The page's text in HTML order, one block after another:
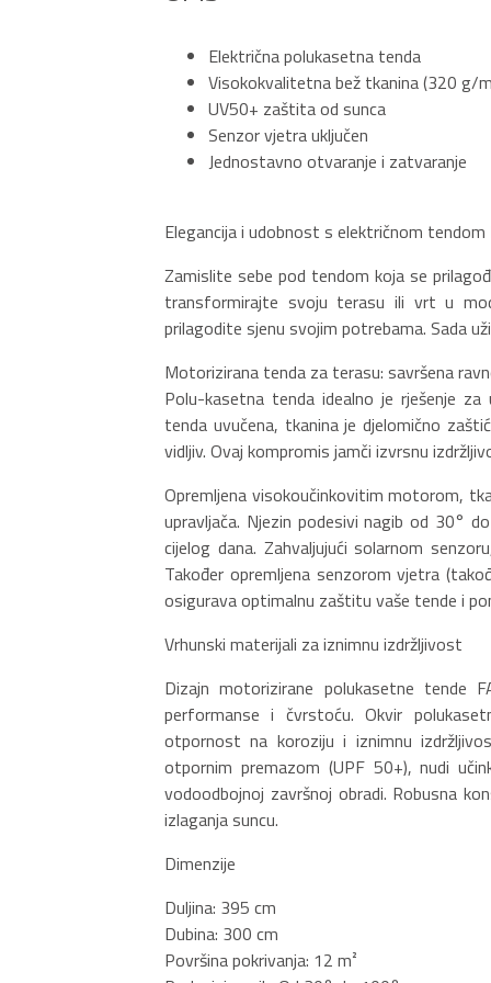
Električna polukasetna tenda
Visokokvalitetna bež tkanina (320 g/
UV50+ zaštita od sunca
Senzor vjetra uključen
Jednostavno otvaranje i zatvaranje
Elegancija i udobnost s električnom tendom
Zamislite sebe pod tendom koja se
transformirajte svoju terasu ili vrt u
prilagodite sjenu svojim potrebama. Sada
Motorizirana tenda za terasu: savršena
Polu-kasetna tenda idealno je rješenje
tenda uvučena, tkanina je djelomično
vidljiv. Ovaj kompromis jamči izvrsnu
Opremljena visokoučinkovitim motorom,
upravljača. Njezin podesivi nagib od 30°
cijelog dana. Zahvaljujući solarnom
Također opremljena senzorom vjetra
osigurava optimalnu zaštitu vaše tende i
Vrhunski materijali za iznimnu izdržljivost
Dizajn motorizirane polukasetne tende
performanse i čvrstoću. Okvir
otpornost na koroziju i iznimnu
otpornim premazom (UPF 50+), nudi
vodoodbojnoj završnoj obradi. Robusna
izlaganja suncu.
Dimenzije
Duljina: 395 cm
Dubina: 300 cm
Površina pokrivanja: 12 m²